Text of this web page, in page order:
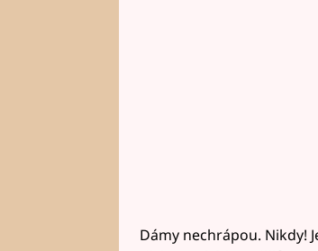
Dámy nechrápou. Nikdy!